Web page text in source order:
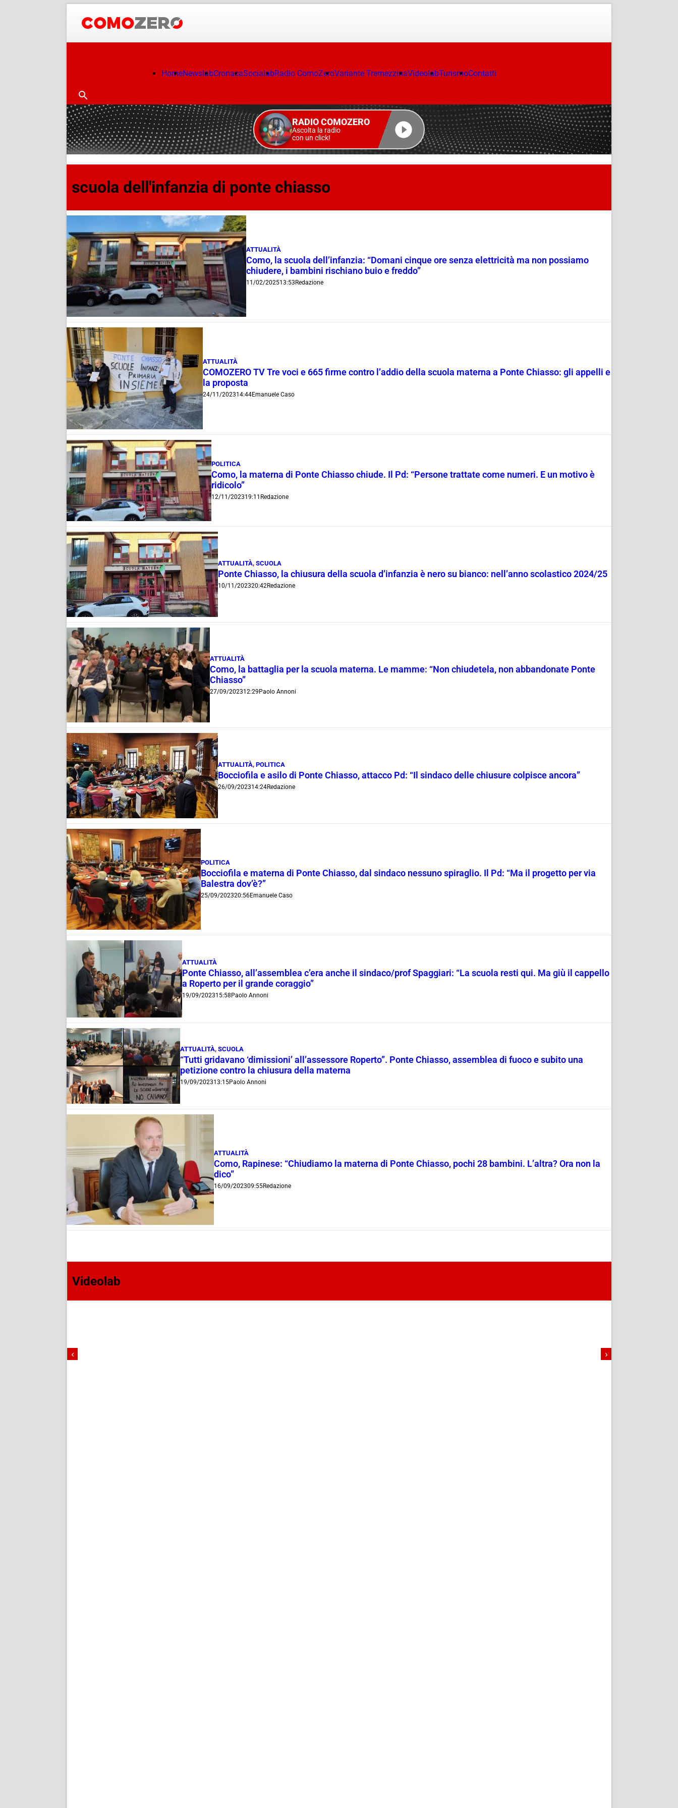
HomeNewslabCronacaSocialabRadio ComoZeroVariante TremezzinaVideolabTurismoContatti
RADIO COMOZERO
Ascolta la radio
con un click!
scuola dell'infanzia di ponte chiasso
ATTUALITÀ
Como, la scuola dell’infanzia: “Domani cinque ore senza elettricità ma non possiamo
chiudere, i bambini rischiano buio e freddo”
11/02/202513:53Redazione
ATTUALITÀ
COMOZERO TV Tre voci e 665 firme contro l’addio della scuola materna a Ponte Chiasso: gli appelli e
la proposta
24/11/202314:44Emanuele Caso
POLITICA
Como, la materna di Ponte Chiasso chiude. Il Pd: “Persone trattate come numeri. E un motivo è
ridicolo”
12/11/202319:11 Redazione
ATTUALITÀ, SCUOLA
Ponte Chiasso, la chiusura della scuola d’infanzia è nero su bianco: nell’anno scolastico 2024/25
10/11/202320:42Redazione
ATTUALITÀ
Como, la battaglia per la scuola materna. Le mamme: “Non chiudetela, non abbandonate Ponte
Chiasso”
27/09/202312:29Paolo Annoni
ATTUALITÀ, POLITICA
Bocciofila e asilo di Ponte Chiasso, attacco Pd: “Il sindaco delle chiusure colpisce ancora”
26/09/202314:24Redazione
POLITICA
Bocciofila e materna di Ponte Chiasso, dal sindaco nessuno spiraglio. Il Pd: “Ma il progetto per via
Balestra dov’è?”
25/09/202320:56Emanuele Caso
ATTUALITÀ
Ponte Chiasso, all’assemblea c’era anche il sindaco/prof Spaggiari: “La scuola resti qui. Ma giù il cappello
a Roperto per il grande coraggio”
19/09/202315:58Paolo Annoni
ATTUALITÀ, SCUOLA
“Tutti gridavano ‘dimissioni’ all’assessore Roperto”. Ponte Chiasso, assemblea di fuoco e subito una
petizione contro la chiusura della materna
19/09/202313:15Paolo Annoni
ATTUALITÀ
Como, Rapinese: “Chiudiamo la materna di Ponte Chiasso, pochi 28 bambini. L’altra? Ora non la
dico”
16/09/202309:55Redazione
Videolab
‹ ›